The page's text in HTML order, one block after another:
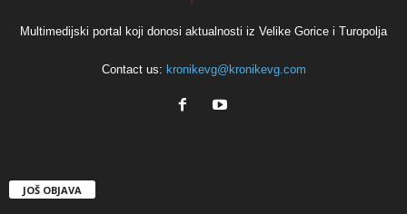
Multimedijski portal koji donosi aktualnosti iz Velike Gorice i Turopolja
Contact us: kronikevg@kronikevg.com
JOŠ OBJAVA